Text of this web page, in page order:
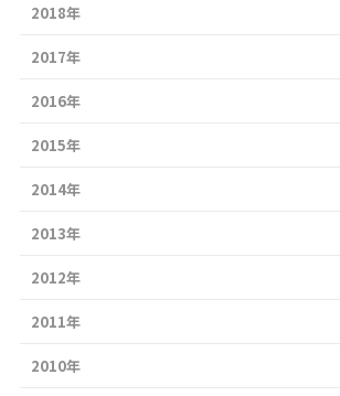
2018年
2017年
2016年
2015年
2014年
2013年
2012年
2011年
2010年